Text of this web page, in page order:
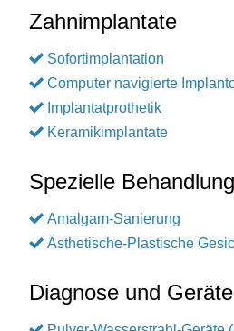
Zahnimplantate
Sofortimplantation
Computer navigierte
Implantatprothetik
Keramikimplantate
Spezielle
Amalgam-Sanierung
Ästhetische-Plastische
Diagnose und Geräte